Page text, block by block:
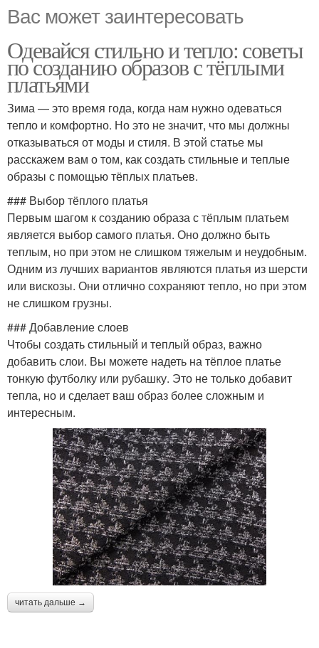
Вас может заинтересовать
Одевайся стильно и тепло: советы
по созданию образов с тёплыми
платьями
Зима — это время года, когда нам нужно одеваться
тепло и комфортно. Но это не значит, что мы должны
отказываться от моды и стиля. В этой статье мы
расскажем вам о том, как создать стильные и теплые
образы с помощью тёплых платьев.
### Выбор тёплого платья
Первым шагом к созданию образа с тёплым платьем
является выбор самого платья. Оно должно быть
теплым, но при этом не слишком тяжелым и неудобным.
Одним из лучших вариантов являются платья из шерсти
или вискозы. Они отлично сохраняют тепло, но при этом
не слишком грузны.
### Добавление слоев
Чтобы создать стильный и теплый образ, важно
добавить слои. Вы можете надеть на тёплое платье
тонкую футболку или рубашку. Это не только добавит
тепла, но и сделает ваш образ более сложным и
интересным.
читать дальше →